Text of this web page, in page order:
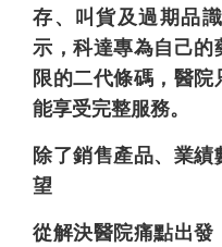
存、叫貨及過期品
示，科達專為自己的
限的二代條碼，醫
能享受完整服務。
除了銷售產品、業
望
從解決醫院痛點出發